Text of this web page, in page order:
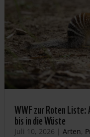
WWF zur Roten
bis in die Wüste
Juli 10, 2026 | Arten,